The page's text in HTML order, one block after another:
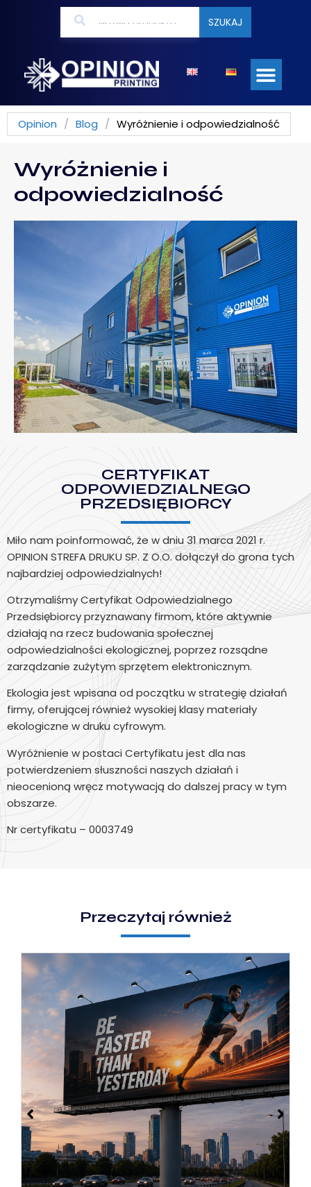
SZUKAJ
Opinion / Blog / Wyróżnienie i odpowiedzialność
Wyróżnienie i
odpowiedzialność
CERTYFIKAT
ODPOWIEDZIALNEGO
PRZEDSIĘBIORCY
Miło nam poinformować, że w dniu 31 marca 2021 r.
OPINION STREFA DRUKU SP. Z O.O. dołączył do grona tych
najbardziej odpowiedzialnych!
Otrzymaliśmy Certyfikat Odpowiedzialnego
Przedsiębiorcy przyznawany firmom, które aktywnie
działają na rzecz budowania społecznej
odpowiedzialności ekologicznej, poprzez rozsądne
zarządzanie zużytym sprzętem elektronicznym.
Ekologia jest wpisana od początku w strategię działań
firmy, oferującej również wysokiej klasy materiały
ekologiczne w druku cyfrowym.
Wyróżnienie w postaci Certyfikatu jest dla nas
potwierdzeniem słuszności naszych działań i
nieocenioną wręcz motywacją do dalszej pracy w tym
obszarze.
Nr certyfikatu – 0003749
Przeczytaj również